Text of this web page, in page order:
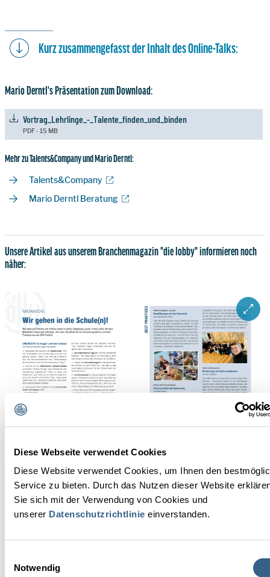
Diese Webseite verwendet Cookies
Diese Website verwendet Cookies, um Ihnen den
Service zu bieten. Durch das Nutzen dieser Website
Sie sich mit der Verwendung von Cookies und
unserer Datenschutzrichtlinie einverstanden.
Notwendig
Kurz zusammengefasst der Inhalt des Online-Talks:
Mario Derntl's Präsentation zum Download:
Vortrag_Lehrlinge_-_Talente_finden_und_binden
PDF - 15 MB
Mehr zu Talents&Company und Mario Derntl:
Talents&Company
Mario Derntl Beratung
Unsere Artikel aus unserem Branchenmagazin "die lobby" informieren noch
näher:
ZOOM
Wir gehen in die Schule(n)!
Wie Sie erfolgreiche Kooperationen zu Schulen aufbauen können,